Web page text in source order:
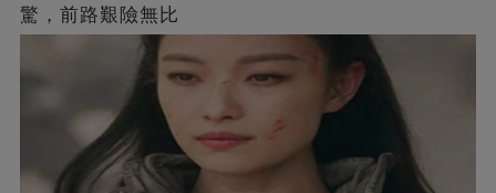
驚，前路艱險無比